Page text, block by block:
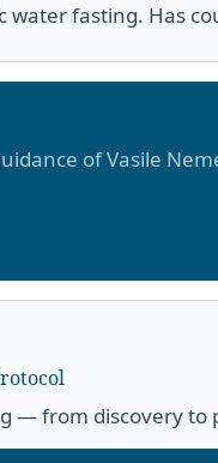
fasting. Has
of Vasile
— from discovery to